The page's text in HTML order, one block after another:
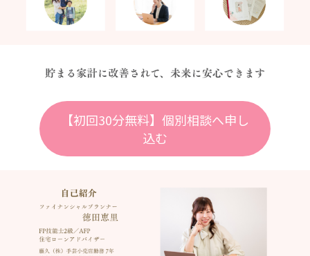
【初回30分無料】個別相談へ申し
込む